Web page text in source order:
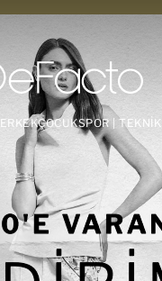
ERKEKÇOCUKSPOR | TEKNİK